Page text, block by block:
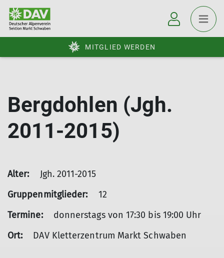
MITGLIED WERDEN
Bergdohlen (Jgh.
2011-2015)
Alter:
Jgh. 2011-2015
Gruppenmitglieder:
12
Termine:
donnerstags von 17:30 bis 19:00 Uhr
Ort:
DAV Kletterzentrum Markt Schwaben